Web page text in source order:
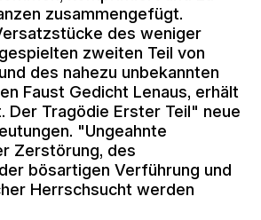
zusammengefügt.
des weniger
zweiten Teil von
des nahezu unbekannten
Faust Gedicht Lenaus, erhält
Der Tragödie Erster Teil" neue
"Ungeahnte
Zerstörung, des
bösartigen Verführung und
Herrschsucht werden